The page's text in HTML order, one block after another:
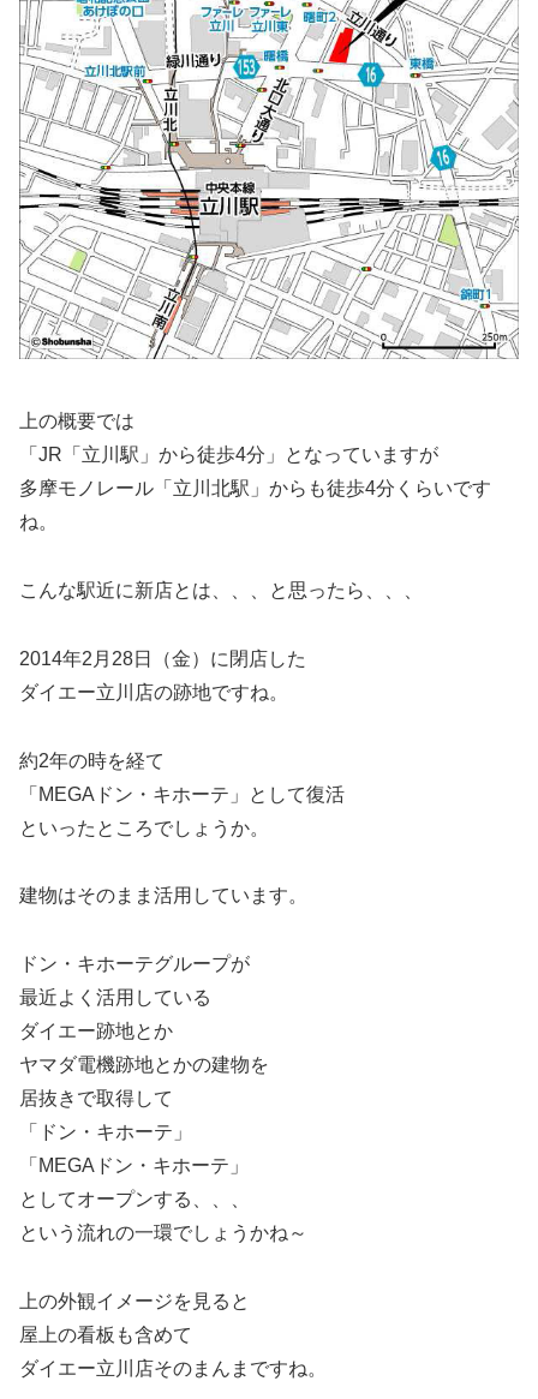
上の概要では
「JR「立川駅」から徒歩4分」となっていますが
多摩モノレール「立川北駅」からも徒歩4分くらいです
ね。
こんな駅近に新店とは、、、と思ったら、、、
2014年2月28日（金）に閉店した
ダイエー立川店の跡地ですね。
約2年の時を経て
「MEGAドン・キホーテ」として復活
といったところでしょうか。
建物はそのまま活用しています。
ドン・キホーテグループが
最近よく活用している
ダイエー跡地とか
ヤマダ電機跡地とかの建物を
居抜きで取得して
「ドン・キホーテ」
「MEGAドン・キホーテ」
としてオープンする、、、
という流れの一環でしょうかね～
上の外観イメージを見ると
屋上の看板も含めて
ダイエー立川店そのまんまですね。